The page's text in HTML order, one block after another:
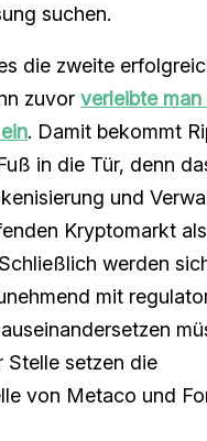
suchen.
die zweite
zuvor verleibte man
. Damit bekommt
in die Tür, denn
und
Kryptomarkt als
werden
mit
Stelle setzen die
von Metaco und